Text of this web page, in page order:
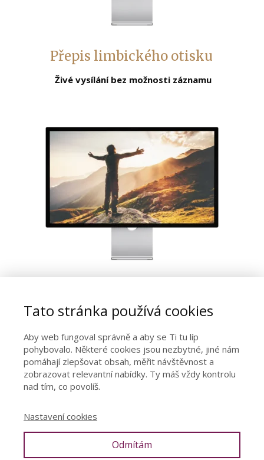
Přepis limbického otisku
Živé vysílání bez možnosti záznamu
Jak žít své sny
Přístup do členské sekce na 2 roky
Tato stránka používá cookies
Aby web fungoval správně a aby se Ti tu líp
pohybovalo. Některé cookies jsou nezbytné, jiné nám
pomáhají zlepšovat obsah, měřit návštěvnost a
zobrazovat relevantní nabídky. Ty máš vždy kontrolu
nad tím, co povolíš.
Nastavení cookies
Odmítám